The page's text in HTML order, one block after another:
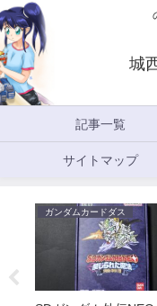
城
記事一覧
サイトマップ
ガンダムカードダス